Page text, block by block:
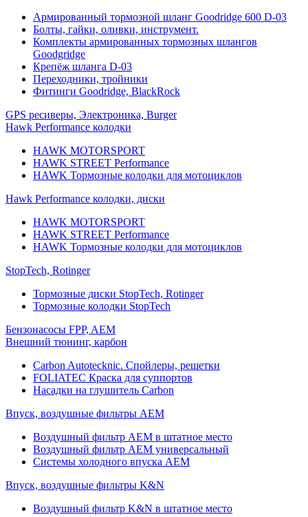
Армированный тормозной шланг Goodridge 600 D-03
Болты, гайки, оливки, инструмент.
Комплекты армированных тормозных шлангов
Goodgridge
Крепёж шланга D-03
Переходники, тройники
Фитинги Goodridge, BlackRock
GPS ресиверы, Электроника, Burger
Hawk Performance колодки
HAWK MOTORSPORT
HAWK STREET Performance
HAWK Тормозные колодки для мотоциклов
Hawk Performance колодки, диски
HAWK MOTORSPORT
HAWK STREET Performance
HAWK Тормозные колодки для мотоциклов
StopTech, Rotinger
Тормозные диски StopTech, Rotinger
Тормозные колодки StopTech
Бензонасосы FPP, AEM
Внешний тюнинг, карбон
Carbon Autotecknic. Спойлеры, решетки
FOLIATEC Краска для суппортов
Насадки на глушитель Carbon
Впуск, воздушные фильтры AEM
Воздушный фильтр AEM в штатное место
Воздушный фильтр AEM универсальный
Системы холодного впуска AEM
Впуск, воздушные фильтры K&N
Воздушный фильтр K&N в штатное место